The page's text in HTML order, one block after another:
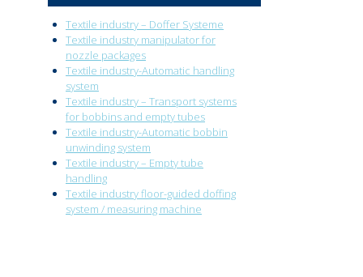
Textile industry – Doffer Systeme
Textile industry manipulator for
nozzle packages
Textile industry-Automatic handling
system
Textile industry – Transport systems
for bobbins and empty tubes
Textile industry-Automatic bobbin
unwinding system
Textile industry – Empty tube
handling
Textile industry floor-guided doffing
system / measuring machine